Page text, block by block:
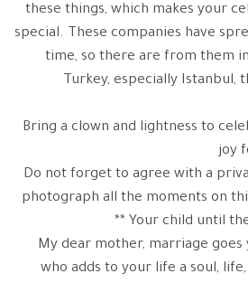
these things, which makes your
special. These companies have
time, so there are from them
Turkey, especially Istanbul,
** Bring a clown and lightness to
joy
** Do not forget to agree with a
photograph all the moments on
Your child until
My dear mother, marriage
who adds to your life a soul,